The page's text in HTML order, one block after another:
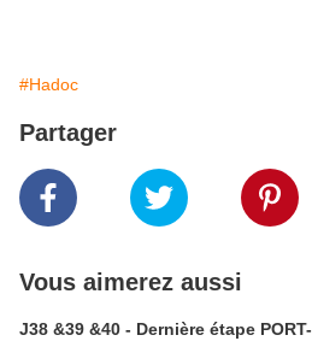
#Hadoc
Partager
Vous aimerez aussi
J38 &39 &40 - Dernière étape PORT-